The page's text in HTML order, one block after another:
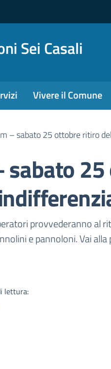
Sei Casali
Vivere il Comune
– sabato 25 ottobre ritiro
provvederanno al
e pannoloni. Vai alla
lettura: